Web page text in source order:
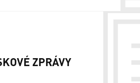
ZPRÁVY